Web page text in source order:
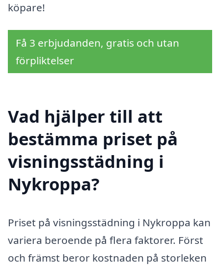
köpare!
Få 3 erbjudanden, gratis och utan
förpliktelser
Vad hjälper till att
bestämma priset på
visningsstädning i
Nykroppa?
Priset på visningsstädning i Nykroppa kan
variera beroende på flera faktorer. Först
och främst beror kostnaden på storleken